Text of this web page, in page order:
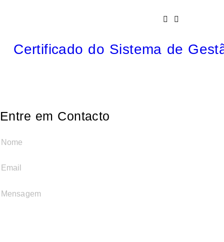
Certificado do Sistema de
Entre em Contacto